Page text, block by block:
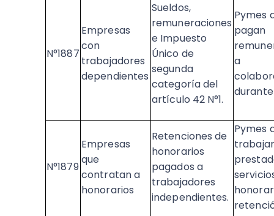
N°1887
Empresas
con
trabajadores
dependientes
Sueldos,
remuneraciones
e Impuesto
Único de
segunda
categoría del
artículo 42 N°1.​
Pymes
pagan
a
N°1879
Empresas
que
contratan a
honorarios
Retenciones de
honorarios
pagados a
trabajadores
independientes. ​
Pymes